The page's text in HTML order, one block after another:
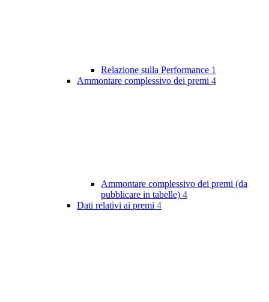
Relazione sulla Performance 1
Ammontare complessivo dei premi 4
Ammontare complessivo dei premi (da
pubblicare in tabelle) 4
Dati relativi ai premi 4